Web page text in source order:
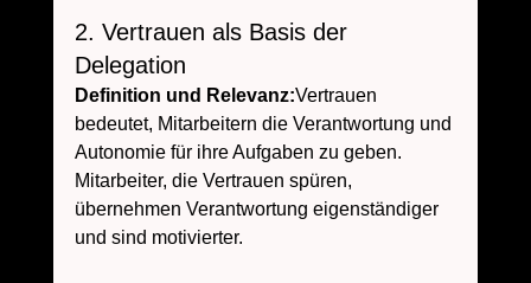
2. Vertrauen als Basis der
Delegation
Definition und Relevanz:Vertrauen
bedeutet, Mitarbeitern die Verantwortung und
Autonomie für ihre Aufgaben zu geben.
Mitarbeiter, die Vertrauen spüren,
übernehmen Verantwortung eigenständiger
und sind motivierter.